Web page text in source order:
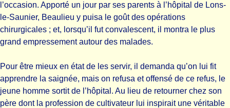
l’occasion. Apporté un jour par ses parents à l’hôpital de Lons-
le-Saunier, Beaulieu y puisa le goût des opérations
chirurgicales ; et, lorsqu’il fut convalescent, il montra le plus
grand empressement autour des malades.
Pour être mieux en état de les servir, il demanda qu’on lui fit
apprendre la saignée, mais on refusa et offensé de ce refus, le
jeune homme sortit de l’hôpital. Au lieu de retourner chez son
père dont la profession de cultivateur lui inspirait une véritable